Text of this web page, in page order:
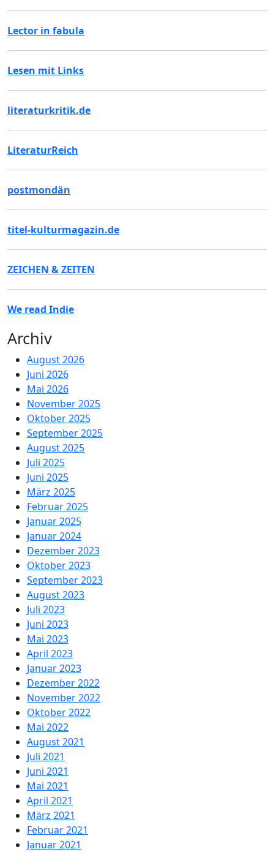
Lector in fabula
Lesen mit Links
literaturkritik.de
LiteraturReich
postmondän
titel-kulturmagazin.de
ZEICHEN & ZEITEN
We read Indie
Archiv
August 2026
Juni 2026
Mai 2026
November 2025
Oktober 2025
September 2025
August 2025
Juli 2025
Juni 2025
März 2025
Februar 2025
Januar 2025
Januar 2024
Dezember 2023
Oktober 2023
September 2023
August 2023
Juli 2023
Juni 2023
Mai 2023
April 2023
Januar 2023
Dezember 2022
November 2022
Oktober 2022
Mai 2022
August 2021
Juli 2021
Juni 2021
Mai 2021
April 2021
März 2021
Februar 2021
Januar 2021